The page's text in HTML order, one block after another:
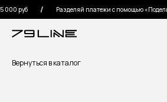
руб Разделяй платежи с помощью «Подели»
Вернуться в каталог